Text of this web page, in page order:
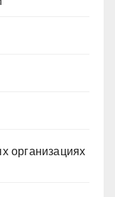
организациях